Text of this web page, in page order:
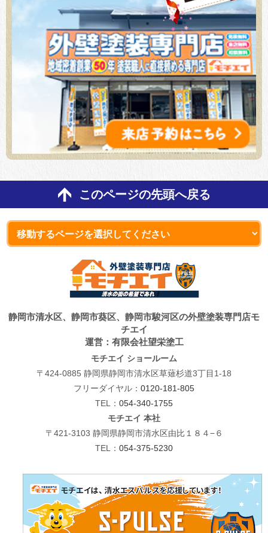
このページの先頭へ戻る
静岡市清水区、静岡市葵区、静岡市駿河区の外壁塗装専門店モ
チエイ
運営：有限会社望栄塗工
モチエイ ショールーム
〒424-0885 静岡県静岡市清水区草薙杉道3丁目1-18
フリーダイヤル： 0120-181-805
TEL： 054-340-1755
モチエイ 本社
〒421-3103 静岡県静岡市清水区由比１８４−６
TEL： 054-375-5230